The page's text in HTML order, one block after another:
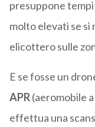
presuppone
molto elevati se si
elicottero sulle
E se fosse un
APR(aeromobile
effettua una